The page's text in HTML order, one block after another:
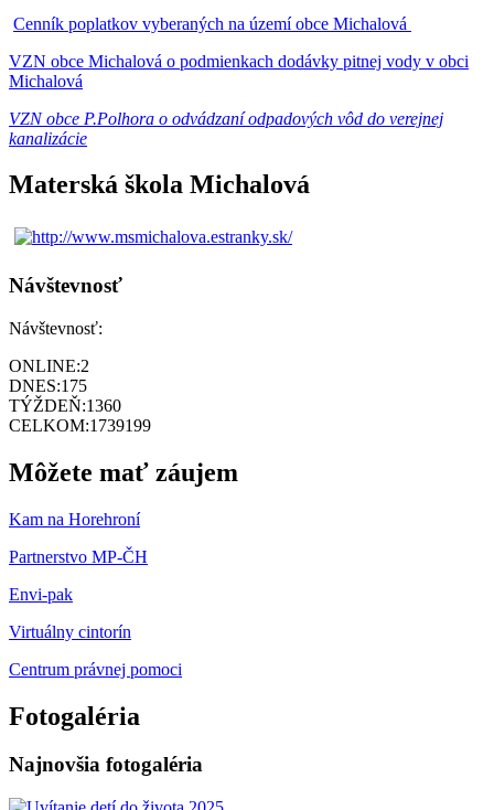
Cenník poplatkov vyberaných na území obce Michalová
VZN obce Michalová o podmienkach dodávky pitnej vody v obci
Michalová
VZN obce P.Polhora o odvádzaní odpadových vôd do verejnej
kanalizácie
Materská škola Michalová
Návštevnosť
Návštevnosť:
ONLINE:2
DNES:175
TÝŽDEŇ:1360
CELKOM:1739199
Môžete mať záujem
Kam na Horehroní
Partnerstvo MP-ČH
Envi-pak
Virtuálny cintorín
Centrum právnej pomoci
Fotogaléria
Najnovšia fotogaléria